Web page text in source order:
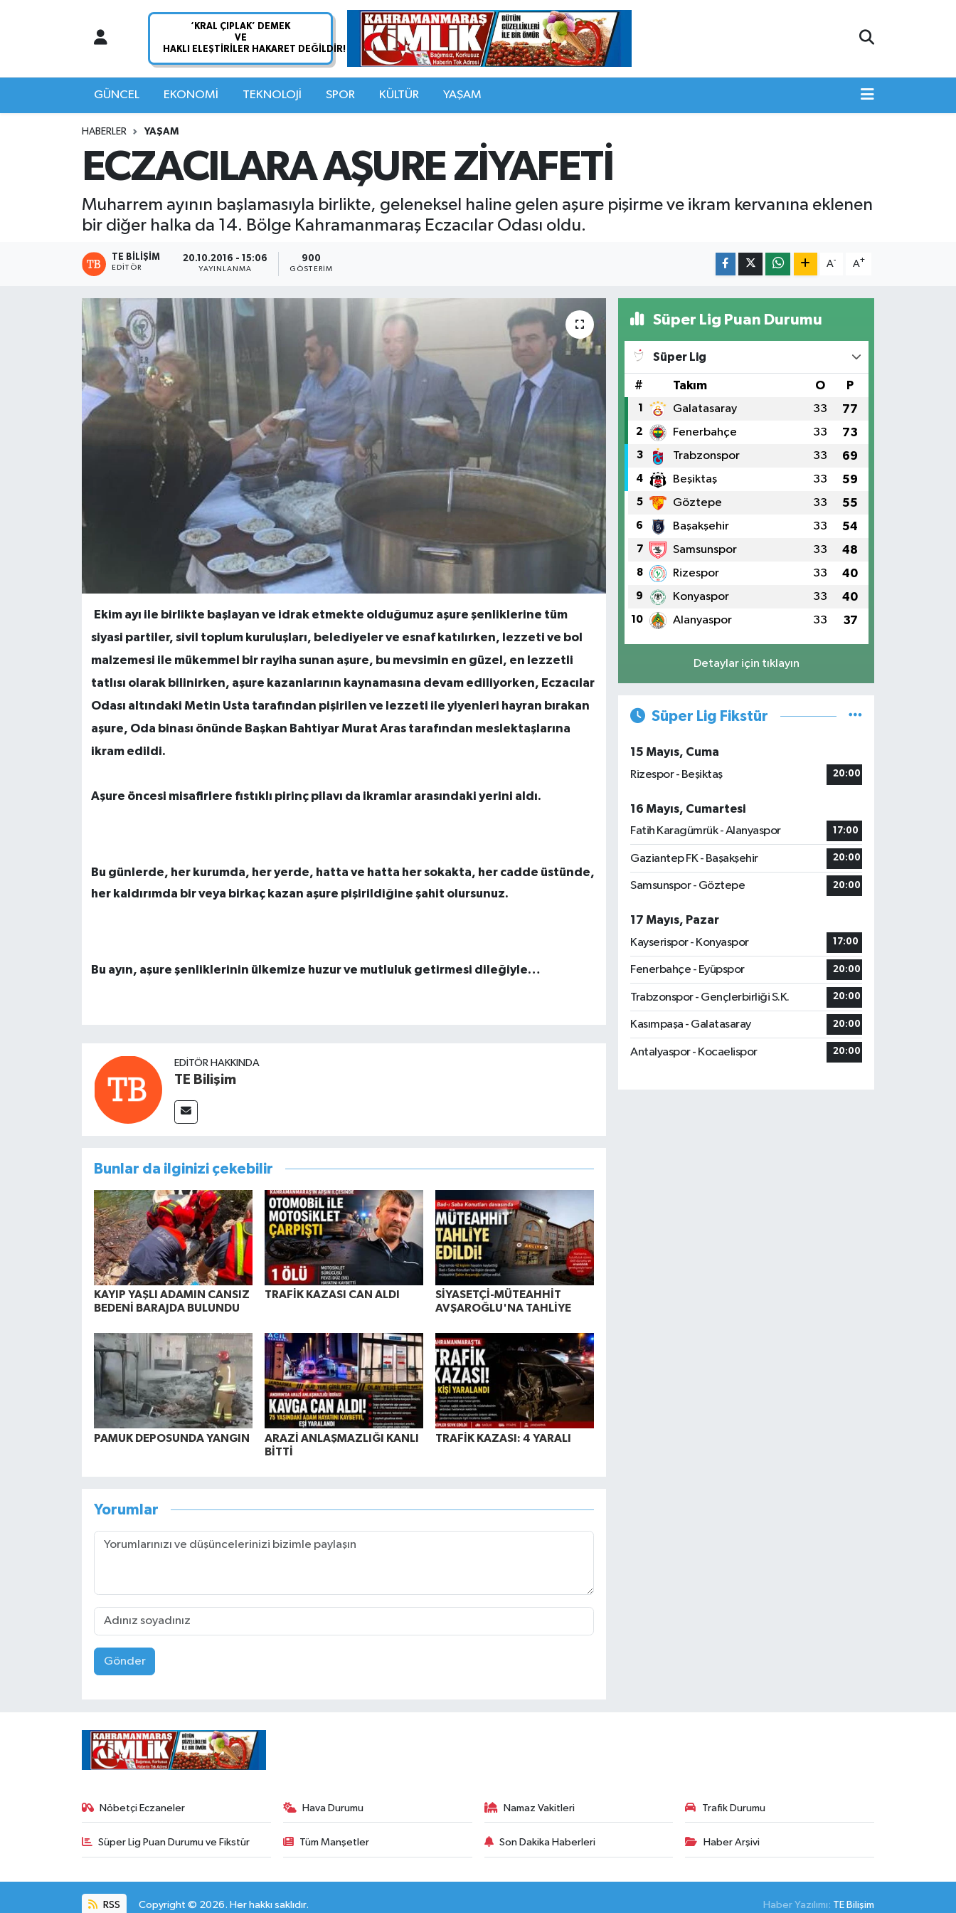
GÜNCEL EKONOMİ TEKNOLOJİ SPOR KÜLTÜR YAŞAM
HABERLER YAŞAM
ECZACILARA AŞURE ZİYAFETİ
Muharrem ayının başlamasıyla birlikte, geleneksel haline gelen aşure pişirme ve ikram kervanına eklenen
bir diğer halka da 14. Bölge Kahramanmaraş Eczacılar Odası oldu.
TE BILIŞIM
EDITÖR
20.10.2016 - 15:06
YAYINLANMA
900
GÖSTERIM
A- A+
Ekim ayı ile birlikte başlayan ve idrak etmekte olduğumuz aşure şenliklerine tüm
siyasi partiler, sivil toplum kuruluşları, belediyeler ve esnaf katılırken, lezzeti ve bol
malzemesi ile mükemmel bir rayiha sunan aşure, bu mevsimin en güzel, en lezzetli
tatlısı olarak bilinirken, aşure kazanlarının kaynamasına devam ediliyorken, Eczacılar
Odası altındaki Metin Usta tarafından pişirilen ve lezzeti ile yiyenleri hayran bırakan
aşure, Oda binası önünde Başkan Bahtiyar Murat Aras tarafından meslektaşlarına
ikram edildi.
Aşure öncesi misafirlere fıstıklı pirinç pilavı da ikramlar arasındaki yerini aldı.
Bu günlerde, her kurumda, her yerde, hatta ve hatta her sokakta, her cadde üstünde,
her kaldırımda bir veya birkaç kazan aşure pişirildiğine şahit olursunuz.
Bu ayın, aşure şenliklerinin ülkemize huzur ve mutluluk getirmesi dileğiyle…
EDITÖR HAKKINDA
TE Bilişim
Bunlar da ilginizi çekebilir
KAYIP YAŞLI ADAMIN CANSIZ
BEDENİ BARAJDA BULUNDU
TRAFİK KAZASI CAN ALDI
SİYASETÇİ-MÜTEAHHİT
AVŞAROĞLU'NA TAHLİYE
PAMUK DEPOSUNDA YANGIN
ARAZİ ANLAŞMAZLIĞI KANLI
BİTTİ
TRAFİK KAZASI: 4 YARALI
Yorumlar
Gönder
Süper Lig Puan Durumu
Süper Lig
# Takım O P
1 Galatasaray 33 77
2 Fenerbahçe 33 73
3 Trabzonspor 33 69
4 Beşiktaş 33 59
5 Göztepe 33 55
6 Başakşehir 33 54
7 Samsunspor 33 48
8 Rizespor 33 40
9 Konyaspor 33 40
10 Alanyaspor 33 37
Detaylar için tıklayın
Süper Lig Fikstür
15 Mayıs, Cuma
Rizespor - Beşiktaş
20:00
16 Mayıs, Cumartesi
Fatih Karagümrük - Alanyaspor
17:00
Gaziantep FK - Başakşehir 20:00
Samsunspor - Göztepe 20:00
17 Mayıs, Pazar
Kayserispor - Konyaspor
17:00
Fenerbahçe - Eyüpspor 20:00
Trabzonspor - Gençlerbirliği S.K. 20:00
Kasımpaşa - Galatasaray 20:00
Antalyaspor - Kocaelispor 20:00
Nöbetçi Eczaneler Hava Durumu Namaz Vakitleri Trafik Durumu
Süper Lig Puan Durumu ve Fikstür Tüm Manşetler Son Dakika Haberleri Haber Arşivi
RSS Copyright © 2026. Her hakkı saklıdır. Haber Yazılımı: TE Bilişim
Hava Durumu
Namaz Vakitleri
Trafik Durumu
Süper Lig Puan Durumu ve Fikstür
Tüm Manşetler
Son Dakika Haberleri
Haber Arşivi